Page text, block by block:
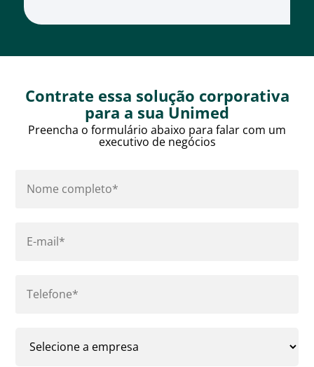
Contrate essa solução corporativa
para a sua Unimed
Preencha o formulário abaixo para falar com um
executivo de negócios